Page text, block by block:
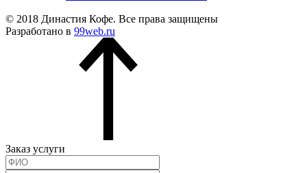
© 2018 Династия Кофе. Все права защищены
Разработано в 99web.ru
Заказ услуги